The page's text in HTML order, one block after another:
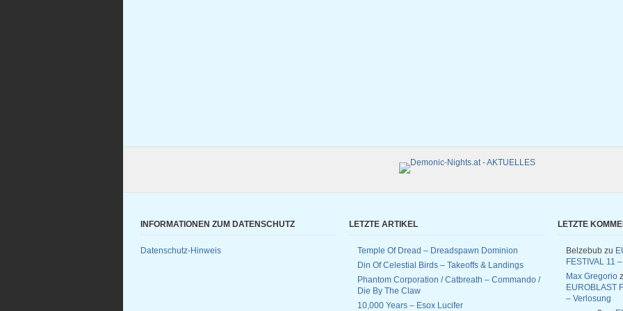
INFORMATIONEN ZUM DATENSCHUTZ
Datenschutz-Hinweis
LETZTE ARTIKEL
Temple Of Dread – Dreadspawn Dominion
Din Of Celestial Birds – Takeoffs & Landings
Phantom Corporation / Catbreath – Commando /
Die By The Claw
10,000 Years – Esox Lucifer
LETZTE
Belzebub zu
FESTIVAL 11
Max Gregorio
EUROBLAST
– Verlosung